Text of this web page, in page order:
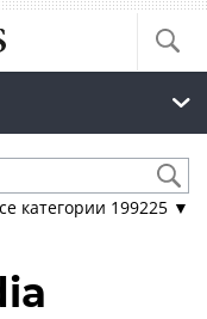
категории 199225 ▼